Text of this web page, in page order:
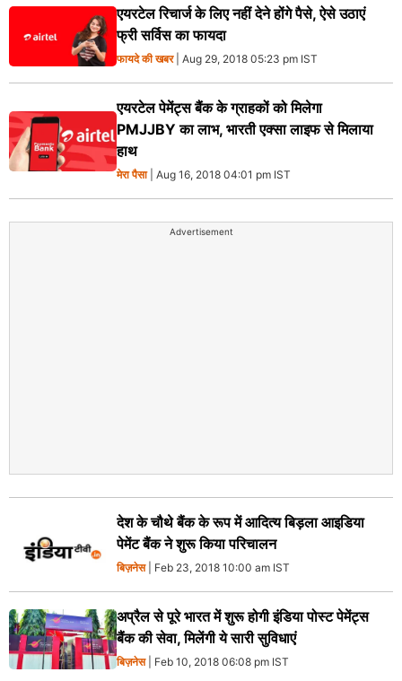
एयरटेल रिचार्ज के लिए नहीं देने होंगे पैसे, ऐसे उठाएं
फ्री सर्विस का फायदा
फायदे की खबर| Aug 29, 2018 05:23 pm IST
एयरटेल पेमेंट्स बैंक के ग्राहकों को मिलेगा
PMJJBY का लाभ, भारती एक्‍सा लाइफ से मिलाया
हाथ
मेरा पैसा| Aug 16, 2018 04:01 pm IST
Advertisement
देश के चौथे बैंक के रूप में आदित्य बिड़ला आइडिया
पेमेंट बैंक ने शुरू किया परिचालन
बिज़नेस| Feb 23, 2018 10:00 am IST
अप्रैल से पूरे भारत में शुरू होगी इंडिया पोस्‍ट पेमेंट्स
बैंक की सेवा, मिलेंगी ये सारी सुविधाएं
बिज़नेस| Feb 10, 2018 06:08 pm IST